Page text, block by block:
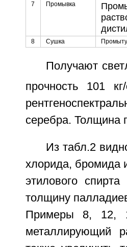
7 Промывка
8 Сушка
Получают
прочность 101
серебра. Толщина
Из табл.2
хлорида, бромида
этилового
толщину
Примеры 8, 12,
металлирующий